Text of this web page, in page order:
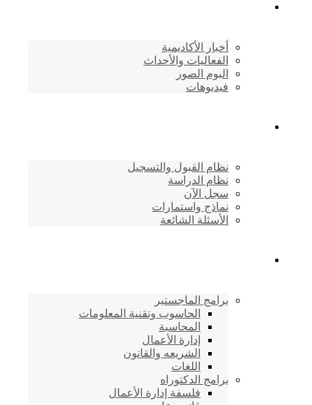
المركز الإعلامي
أخبار الأكاديمية
الفعاليات والأحداث
البوم الصور
فيديوهات
القبول والتسجيل
نظام القبول والتسجيل
نظام الدراسة
سجل الآن
نماذج واستمارات
الأسئلة الشائعة
برامج الأكاديمية
برامج الماجستير
الحاسوب وتقنية المعلومات
المحاسبة
إدارة الأعمال
الشريعه والقانون
برامج الدكتوراه
فلسفة إدارة الأعمال